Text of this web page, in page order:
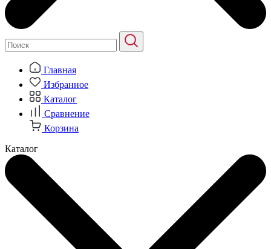
Главная
Избранное
Каталог
Сравнение
Корзина
Каталог